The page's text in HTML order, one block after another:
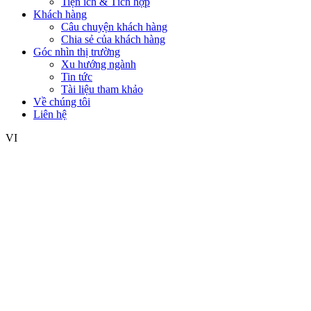
Khách hàng
Câu chuyện khách hàng
Chia sẻ của khách hàng
Góc nhìn thị trường
Xu hướng ngành
Tin tức
Tài liệu tham khảo
Về chúng tôi
Liên hệ
VI